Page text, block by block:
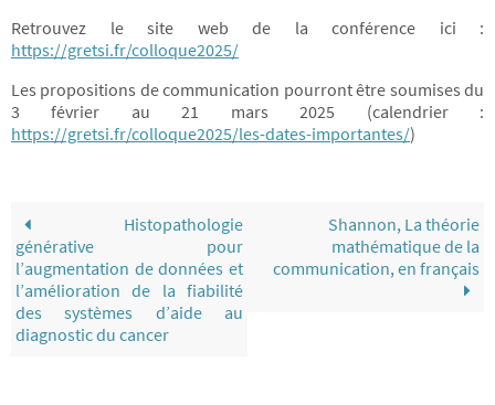
Retrouvez le site web de la conférence ici :
https://gretsi.fr/colloque2025/
Les propositions de communication pourront être soumises du
3 février au 21 mars 2025 (calendrier :
https://gretsi.fr/colloque2025/les-dates-importantes/)
Histopathologie
générative pour
l’augmentation de données et
l’amélioration de la fiabilité
des systèmes d’aide au
diagnostic du cancer
Shannon, La théorie
mathématique de la
communication, en français